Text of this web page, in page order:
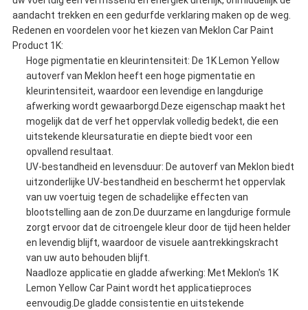
aandacht trekken en een gedurfde verklaring maken op de weg.
Redenen en voordelen voor het kiezen van Meklon Car Paint
Product 1K:
Hoge pigmentatie en kleurintensiteit: De 1K Lemon Yellow
autoverf van Meklon heeft een hoge pigmentatie en
kleurintensiteit, waardoor een levendige en langdurige
afwerking wordt gewaarborgd.Deze eigenschap maakt het
mogelijk dat de verf het oppervlak volledig bedekt, die een
uitstekende kleursaturatie en diepte biedt voor een
opvallend resultaat.
UV-bestandheid en levensduur: De autoverf van Meklon biedt
uitzonderlijke UV-bestandheid en beschermt het oppervlak
van uw voertuig tegen de schadelijke effecten van
blootstelling aan de zon.De duurzame en langdurige formule
zorgt ervoor dat de citroengele kleur door de tijd heen helder
en levendig blijft, waardoor de visuele aantrekkingskracht
van uw auto behouden blijft.
Naadloze applicatie en gladde afwerking: Met Meklon's 1K
Lemon Yellow Car Paint wordt het applicatieproces
eenvoudig.De gladde consistentie en uitstekende